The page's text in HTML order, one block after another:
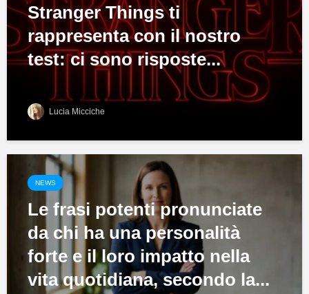
Stranger Things ti
rappresenta con il nostro
test: ci sono risposte...
Lucia Micciche
NEWS
Le frasi potenti pronunciate
da chi ha una personalità
forte e il loro impatto nella
vita quotidiana, secondo la...